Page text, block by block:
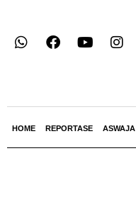
HOME REPORTASE ASWAJA